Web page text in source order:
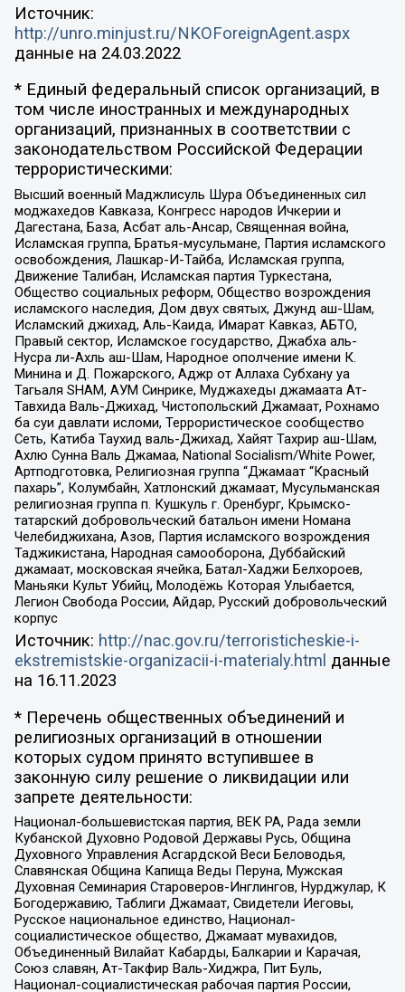
Источник:
http://unro.minjust.ru/NKOForeignAgent.aspx
данные на 24.03.2022
* Единый федеральный список организаций, в
том числе иностранных и международных
организаций, признанных в соответствии с
законодательством Российской Федерации
террористическими:
Высший военный Маджлисуль Шура Объединенных сил
моджахедов Кавказа, Конгресс народов Ичкерии и
Дагестана, База, Асбат аль-Ансар, Священная война,
Исламская группа, Братья-мусульмане, Партия исламского
освобождения, Лашкар-И-Тайба, Исламская группа,
Движение Талибан, Исламская партия Туркестана,
Общество социальных реформ, Общество возрождения
исламского наследия, Дом двух святых, Джунд аш-Шам,
Исламский джихад, Аль-Каида, Имарат Кавказ, АБТО,
Правый сектор, Исламское государство, Джабха аль-
Нусра ли-Ахль аш-Шам, Народное ополчение имени К.
Минина и Д. Пожарского, Аджр от Аллаха Субхану уа
Тагьаля SHAM, АУМ Синрике, Муджахеды джамаата Ат-
Тавхида Валь-Джихад, Чистопольский Джамаат, Рохнамо
ба суи давлати исломи, Террористическое сообщество
Сеть, Катиба Таухид валь-Джихад, Хайят Тахрир аш-Шам,
Ахлю Сунна Валь Джамаа, National Socialism/White Power,
Артподготовка, Религиозная группа “Джамаат “Красный
пахарь”, Колумбайн, Хатлонский джамаат, Мусульманская
религиозная группа п. Кушкуль г. Оренбург, Крымско-
татарский добровольческий батальон имени Номана
Челебиджихана, Азов, Партия исламского возрождения
Таджикистана, Народная самооборона, Дуббайский
джамаат, московская ячейка, Батал-Хаджи Белхороев,
Маньяки Культ Убийц, Молодёжь Которая Улыбается,
Легион Свобода России, Айдар, Русский добровольческий
корпус
Источник: http://nac.gov.ru/terroristicheskie-i-
ekstremistskie-organizacii-i-materialy.html данные
на 16.11.2023
* Перечень общественных объединений и
религиозных организаций в отношении
которых судом принято вступившее в
законную силу решение о ликвидации или
запрете деятельности:
Национал-большевистская партия, ВЕК РА, Рада земли
Кубанской Духовно Родовой Державы Русь, Община
Духовного Управления Асгардской Веси Беловодья,
Славянская Община Капища Веды Перуна, Мужская
Духовная Семинария Староверов-Инглингов, Нурджулар, К
Богодержавию, Таблиги Джамаат, Свидетели Иеговы,
Русское национальное единство, Национал-
социалистическое общество, Джамаат мувахидов,
Объединенный Вилайат Кабарды, Балкарии и Карачая,
Союз славян, Ат-Такфир Валь-Хиджра, Пит Буль,
Национал-социалистическая рабочая партия России,